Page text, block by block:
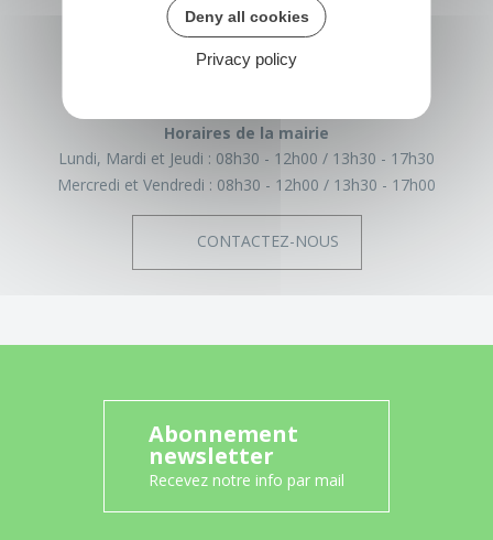
15 rue de la Mairie
22540 Tréglamus
Horaires de la mairie
Lundi, Mardi et Jeudi : 08h30 - 12h00
13h30 - 17h30
Mercredi et Vendredi : 08h30 - 12h00 13h30 - 17h00
CONTACTEZ-NOUS
Abonnement
newsletter
Recevez notre info par mail
Deny all cookies
Privacy policy